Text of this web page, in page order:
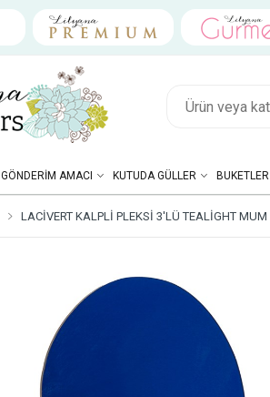
GÖNDERIM AMACI KUTUDA GÜLLER BUKETLER
LACIVERT KALPLI PLEKSI 3'LÜ TEALIGHT MUM